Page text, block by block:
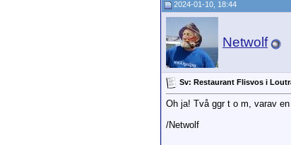
2024-01-10, 18:44
Netwolf
Sv: Restaurant Flisvos i
Oh ja! Två ggr t o m, varav
/Netwolf